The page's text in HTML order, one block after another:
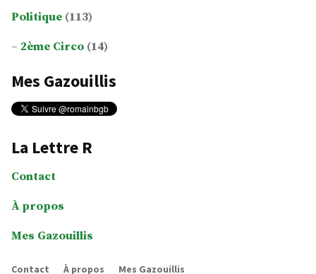
Politique (113)
2ème Circo (14)
Mes Gazouillis
La Lettre R
Contact
À propos
Mes Gazouillis
Contact À propos Mes Gazouillis